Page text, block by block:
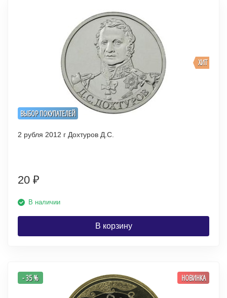
ВЫБОР ПОКУПАТЕЛЕЙ
ХИТ
2 рубля 2012 г Дохтуров Д.С.
20 ₽
В наличии
В корзину
- 35 % НОВИНКА